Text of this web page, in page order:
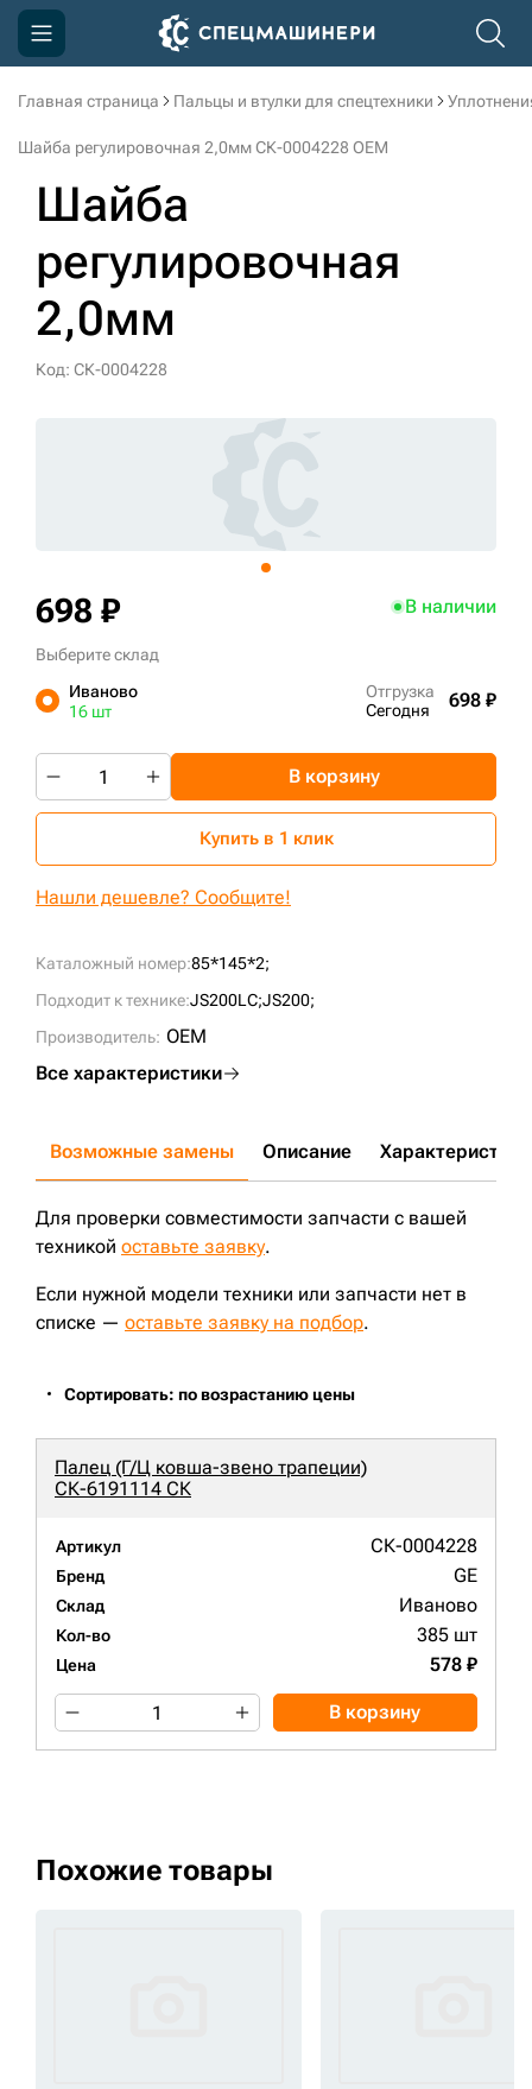
Главная страница Пальцы и втулки для спецтехники
Шайба регулировочная 2,0мм СК-0004228 OEM
Шайба
регулировочная
2,0мм
Код: СК-0004228
Каталожный номер:85*145*2;
Подходит к технике:JS200LC;JS200;
Производитель: OEM
Все характеристики
698 ₽ В наличии
Выберите склад
Иваново
16 шт
Отгрузка
Сегодня
698 ₽
В корзину
Купить в 1 клик
Нашли дешевле? Сообщите!
Возможные замены Описание Характеристики
Для проверки совместимости запчасти с вашей
техникой оставьте заявку.
Если нужной модели техники или запчасти нет в
списке — оставьте заявку на подбор.
Сортировать: по возрастанию цены
Палец (Г/Ц ковша-звено трапеции)
СК-6191114 СК
Артикул СК-0004228
Бренд GE
Склад Иваново
Кол-во 385 шт
Цена 578 ₽
В корзину
Похожие товары
Компания
Доставка и оплата
Информация
Контакты
3D тур по производству